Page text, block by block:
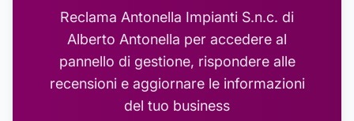
Reclama Antonella Impianti S.n.c. di
Alberto Antonella per accedere al
pannello di gestione, rispondere alle
recensioni e aggiornare le informazioni
del tuo business